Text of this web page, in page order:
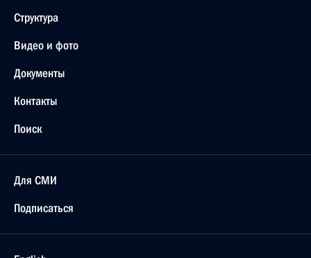
Структура
Видео и фото
Документы
Контакты
Поиск
Для СМИ
Подписаться